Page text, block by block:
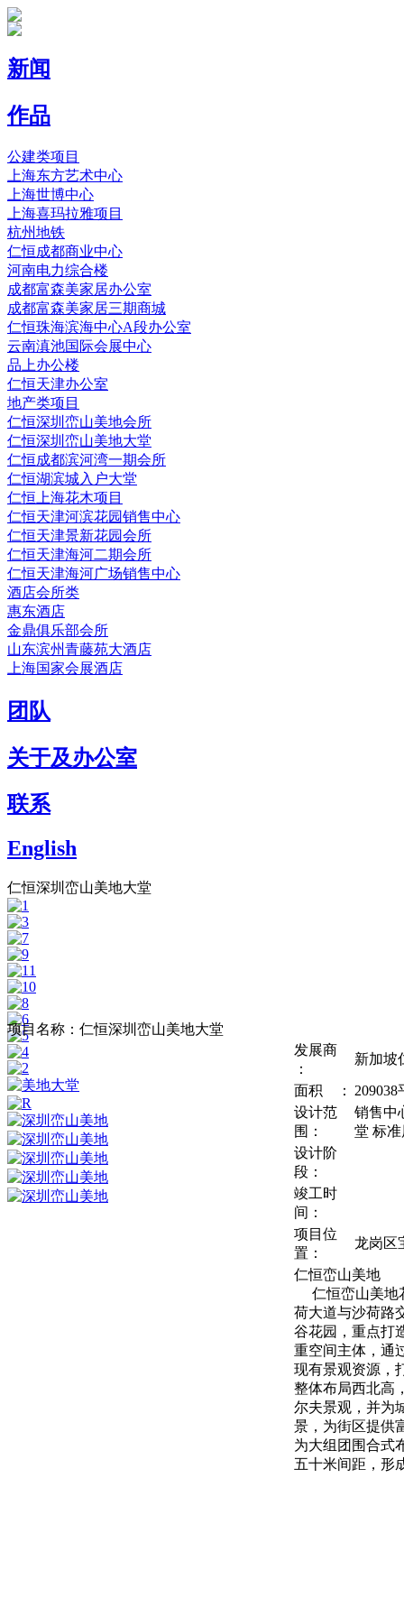
新闻
作品
公建类项目
上海东方艺术中心
上海世博中心
上海喜玛拉雅项目
杭州地铁
仁恒成都商业中心
河南电力综合楼
成都富森美家居办公室
成都富森美家居三期商城
仁恒珠海滨海中心A段办公室
云南滇池国际会展中心
品上办公楼
仁恒天津办公室
地产类项目
仁恒深圳峦山美地会所
仁恒深圳峦山美地大堂
仁恒成都滨河湾一期会所
仁恒湖滨城入户大堂
仁恒上海花木项目
仁恒天津河滨花园销售中心
仁恒天津景新花园会所
仁恒天津海河二期会所
仁恒天津海河广场销售中心
酒店会所类
惠东酒店
金鼎俱乐部会所
山东滨州青藤苑大酒店
上海国家会展酒店
团队
关于及办公室
联系
English
仁恒深圳峦山美地大堂
项目名称：仁恒深圳峦山美地大堂
发展商
：
新加坡
面积 ：
209038
设计范
围：
销售中
堂 标准
设计阶
段：
竣工时
间：
项目位
置：
龙岗区
仁恒峦山美地
仁恒峦山美地
荷大道与沙荷路
谷花园，重点打
重空间主体，通
现有景观资源，
整体布局西北高
尔夫景观，并为
景，为街区提供
为大组团围合式
五十米间距，形